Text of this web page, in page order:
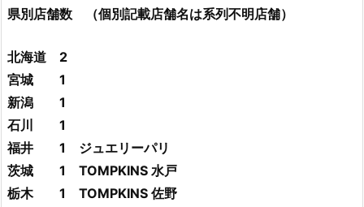
県別店舗数 （個別記載店舗名は系列不明店舗）
北海道 2
宮城 1
新潟 1
石川 1
福井 1 ジュエリーパリ
茨城 1 TOMPKINS 水戸
栃木 1 TOMPKINS 佐野